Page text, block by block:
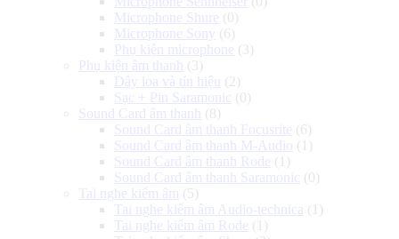
Microphone Shure (0)
Microphone Sony (6)
Phụ kiện microphone (3)
Phụ kiện âm thanh
(3)
Dây loa và tín hiệu
(2)
Sạc + Pin Saramonic (0)
Sound Card âm thanh
(8)
Sound Card âm thanh Focusrite (6)
Sound Card âm thanh M-Audio (1)
Sound Card âm thanh Rode (1)
Sound Card âm thanh Saramonic (0)
Tai nghe kiểm âm (5)
Tai nghe kiểm âm Audio-technica (1)
Tai nghe kiểm âm Rode (1)